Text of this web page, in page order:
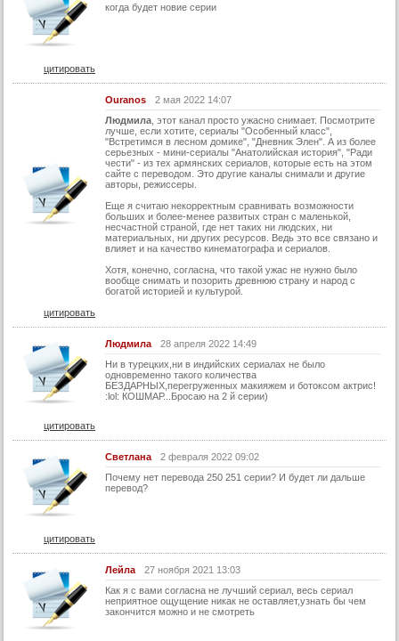
45 серия
46 серия
47 серия
51 серия
52 серия
53 серия
57 серия
59 серия
60 серия
62 серия
63 серия
64 серия
65 серия
66 серия
68 серия
69 серия
когда будет новие серии
цитировать
Ouranos
2 мая 2022 14:07
Людмила , этот канал просто ужасно снимает. Посмотрите
лучше, если хотите, сериалы "Особенный класс",
"Встретимся в лесном домике", "Дневник Элен". А из более
серьезных - мини-сериалы "Анатолийская история", "Ради
чести" - из тех армянских сериалов, которые есть на этом
сайте с переводом. Это другие каналы снимали и другие
авторы, режиссеры.
Еще я считаю некорректным сравнивать возможности
больших и более-менее развитых стран с маленькой,
несчастной страной, где нет таких ни людских, ни
материальных, ни других ресурсов. Ведь это все связано и
влияет и на качество кинематографа и сериалов.
Хотя, конечно, согласна, что такой ужас не нужно было
вообще снимать и позорить древнюю страну и народ с
богатой историей и культурой.
цитировать
Людмила
28 апреля 2022 14:49
Ни в турецких,ни в индийских сериалах не было
одновременно такого количества
БЕЗДАРНЫХ,перегруженных макияжем и ботоксом актрис!
:lol: КОШМАР...Бросаю на 2 й серии)
цитировать
Светлана
2 февраля 2022 09:02
Почему нет перевода 250 251 серии? И будет ли дальше
перевод?
цитировать
Лейла
27 ноября 2021 13:03
Как я с вами согласна не лучший сериал, весь сериал
неприятное ощущение никак не оставляет,узнать бы чем
закончится можно и не смотреть